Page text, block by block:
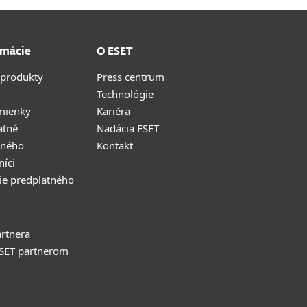
predplatného
partnerom
O ESET
Press centrum
Technológie
Kariéra
Nadácia ESET
Kontakt